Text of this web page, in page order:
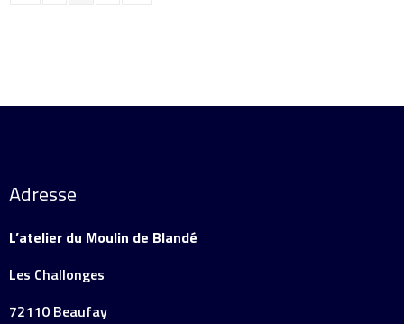
Adresse
L’atelier du Moulin de Blandé
Les Challonges
72110 Beaufay